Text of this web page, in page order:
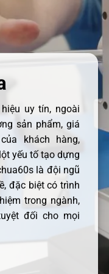
uy tín, ngoài
sản phẩm, giá
khách hàng,
yếu tố tạo dựng
là đội ngũ
đặc biệt có trình
trong ngành,
đối cho mọi